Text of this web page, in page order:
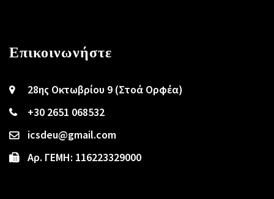
Επικοινωνήστε
28ης Οκτωβρίου 9 (Στοά Ορφέα)
+30 2651 068532
icsdeu@gmail.com
Αρ. ΓΕΜΗ: 116223329000